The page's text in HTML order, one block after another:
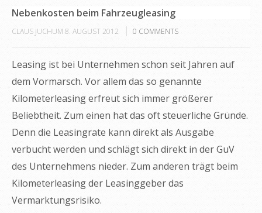
Nebenkosten beim Fahrzeugleasing
CLAUS JUCHUM 8. AUGUST 2012 0 COMMENTS
Leasing ist bei Unternehmen schon seit Jahren auf
dem Vormarsch. Vor allem das so genannte
Kilometerleasing erfreut sich immer größerer
Beliebtheit. Zum einen hat das oft steuerliche Gründe.
Denn die Leasingrate kann direkt als Ausgabe
verbucht werden und schlägt sich direkt in der GuV
des Unternehmens nieder. Zum anderen trägt beim
Kilometerleasing der Leasinggeber das
Vermarktungsrisiko.